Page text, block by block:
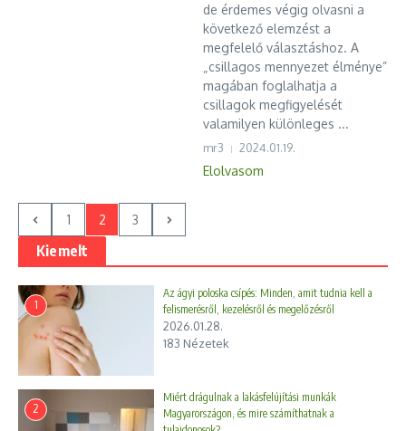
de érdemes végig olvasni a
következő elemzést a
megfelelő választáshoz. A
„csillagos mennyezet élménye”
magában foglalhatja a
csillagok megfigyelését
valamilyen különleges ...
mr3 2024.01.19.
Elolvasom
1 2 3
Kiemelt
1
Az ágyi poloska csípés: Minden, amit tudnia kell a
felismerésről, kezelésről és megelőzésről
2026.01.28.
183 Nézetek
2
Miért drágulnak a lakásfelújítási munkák
Magyarországon, és mire számíthatnak a